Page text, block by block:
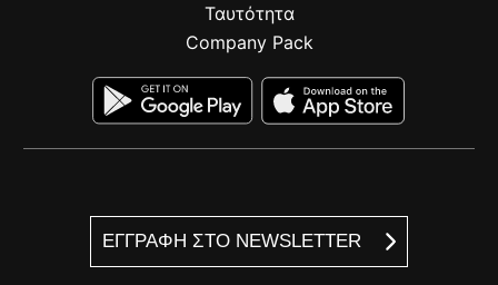
ΕΓΓΡΑΦΗ ΣΤΟ NEWSLETTER
Ταυτότητα
Company Pack